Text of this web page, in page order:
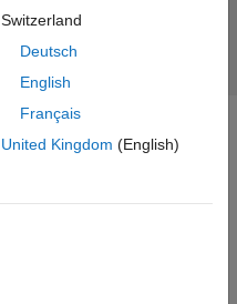
Switzerland
Deutsch
English
Français
United Kingdom (English)